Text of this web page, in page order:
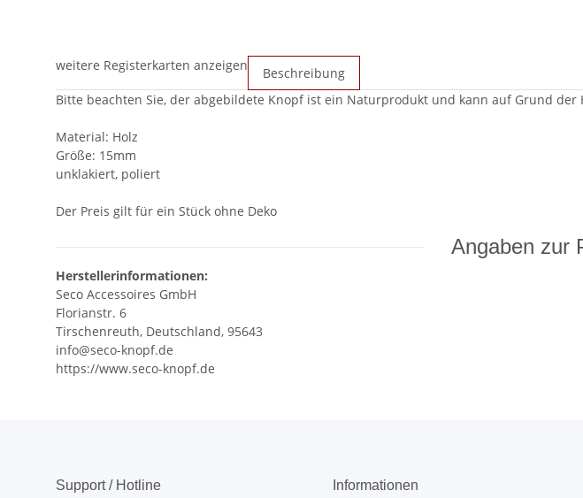
weitere Registerkarten anzeigen
Beschreibung
Bitte beachten Sie, der abgebildete Knopf ist ein Naturprodukt und kann auf Grund der
Material: Holz
Größe: 15mm
unklakiert, poliert
Der Preis gilt für ein Stück ohne Deko
Angaben zur
Herstellerinformationen:
Seco Accessoires GmbH
Florianstr. 6
Tirschenreuth, Deutschland, 95643
info@seco-knopf.de
https://www.seco-knopf.de
Support / Hotline Informationen